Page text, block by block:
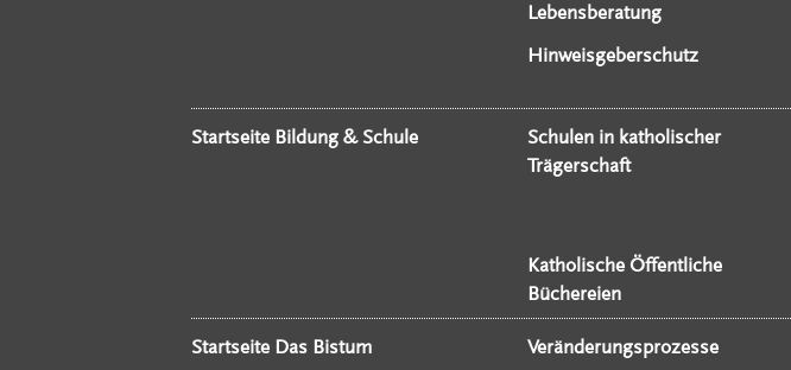
Lebensberatung
Hinweisgeberschutz
Startseite Bildung & Schule
Schulen in katholischer
Trägerschaft
Katholische Öffentliche
Büchereien
Startseite Das Bistum Veränderungsprozesse